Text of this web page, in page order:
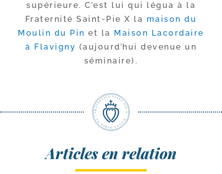
supé­rieure. C’est lui qui légua à la
Fraternité Saint-​Pie X la mai­son du
Moulin du Pin et la Maison Lacordaire
à Flavigny (aujourd’­hui deve­nue un
séminaire).
Articles en relation